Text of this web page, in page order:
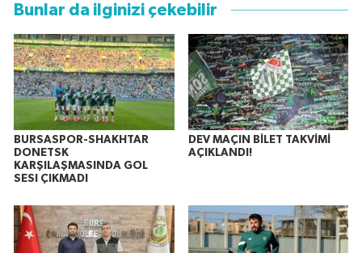
Bunlar da ilginizi çekebilir
BURSASPOR-SHAKHTAR
DONETSK
KARŞILAŞMASINDA GOL
SESI ÇIKMADI
DEV MAÇIN BİLET TAKVİMİ
AÇIKLANDI!